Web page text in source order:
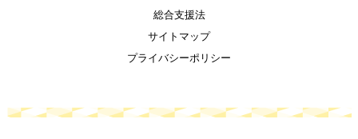
総合支援法
サイトマップ
プライバシーポリシー